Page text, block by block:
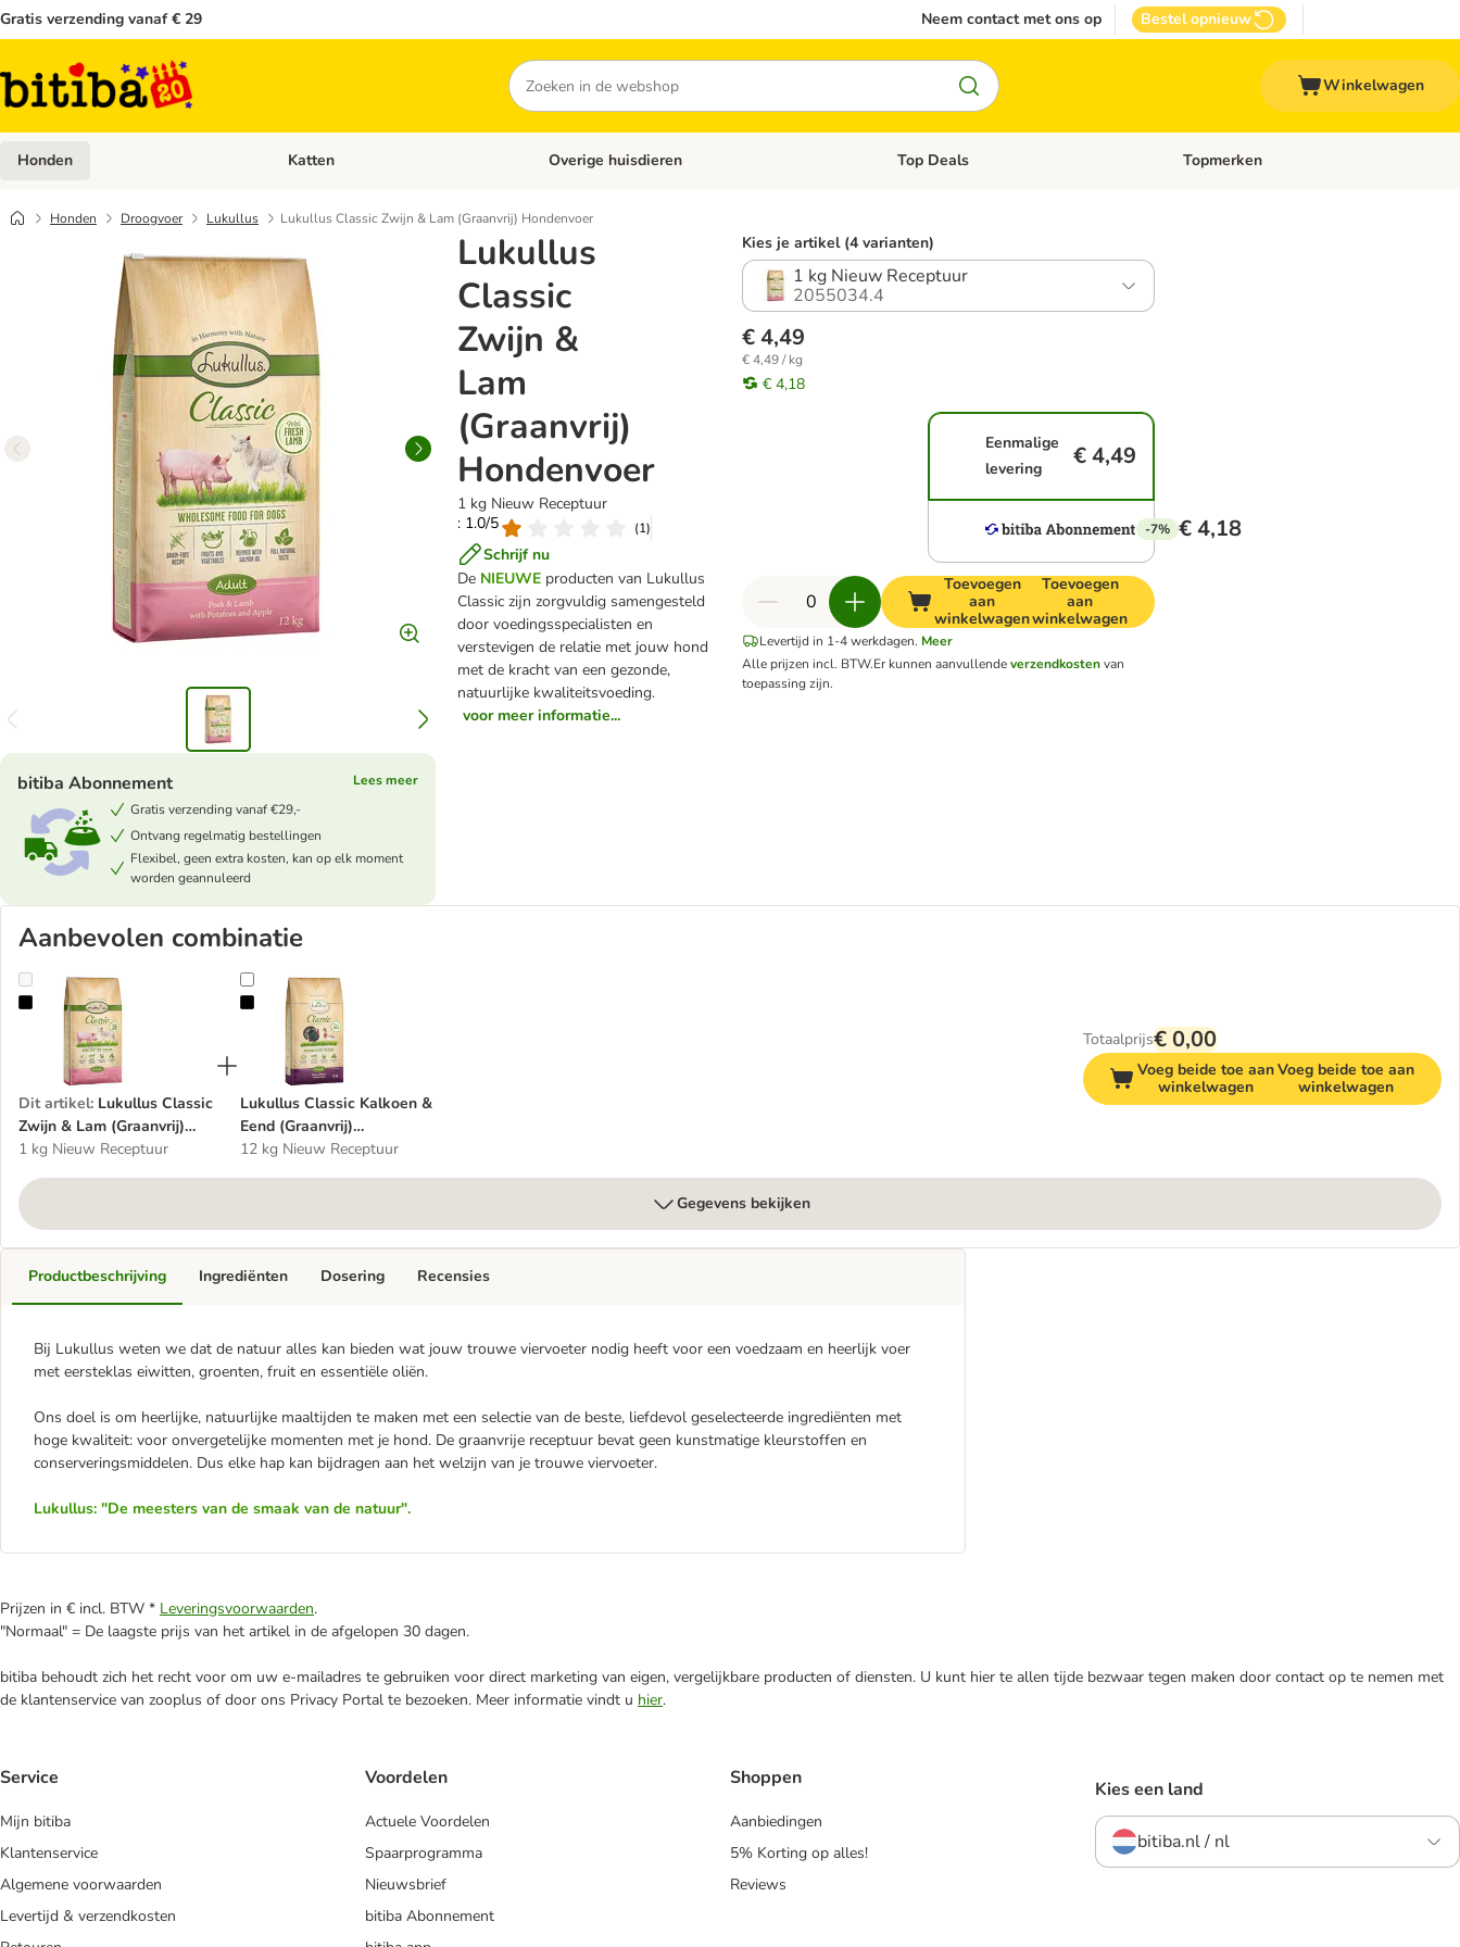
Gratis verzending vanaf € 29 Neem contact met ons op Bestel opnieuw
Zoeken
Winkelwagen
Honden Open categoriemenu: Honden
Katten Open categoriemenu: Katten
Overige huisdieren Open categoriemenu: Overige huisdieren
Top Deals Open categoriemenu: Top Deals
Topmerken
Honden Droogvoer Lukullus Lukullus Classic Zwijn & Lam (Graanvrij) Hondenvoer
Lukullus
Classic
Zwijn &
Lam
(Graanvrij)
Hondenvoer
1 kg Nieuw Receptuur
: 1.0/5
(1)
Schrijf nu
De NIEUWE producten van Lukullus
Classic zijn zorgvuldig samengesteld
door voedingsspecialisten en
verstevigen de relatie met jouw hond
met de kracht van een gezonde,
natuurlijke kwaliteitsvoeding.
voor meer informatie...
bitiba Abonnement
Lees meer
Gratis verzending vanaf €29,-
Ontvang regelmatig bestellingen
Flexibel, geen extra kosten, kan op elk moment
worden geannuleerd
Kies je artikel (4 varianten)
1 kg Nieuw Receptuur
2055034.4
€ 4,49
€ 4,49 / kg
€ 4,18
Eenmalige
levering
€ 4,49
-7% € 4,18
Toevoegen
aan
winkelwagen
Toevoegen
aan
winkelwagen
Levertijd in 1-4 werkdagen. Meer
Alle prijzen incl. BTW.Er kunnen aanvullendeverzendkostenvan
toepassing zijn.
Aanbevolen combinatie
Lukullus Classic Zwijn & Lam (Graanvrij) Hondenvoer
Dit artikel: Lukullus Classic
Zwijn & Lam (Graanvrij)
Hondenvoer
1 kg Nieuw Receptuur
Lukullus Classic Kalkoen & Eend (Graanvrij) Hondenvoer
Lukullus Classic Kalkoen &
Eend (Graanvrij)
Hondenvoer
12 kg Nieuw Receptuur
Totaalprijs€ 0,00
Voeg beide toe aan
winkelwagen
Voeg beide toe aan
winkelwagen
Gegevens bekijken
Productbeschrijving
Bij Lukullus weten we dat de natuur alles kan bieden wat jouw trouwe viervoeter nodig heeft voor een voedzaam en heerlijk voer
met eersteklas eiwitten, groenten, fruit en essentiële oliën.
Ons doel is om heerlijke, natuurlijke maaltijden te maken met een selectie van de beste, liefdevol geselecteerde ingrediënten met
hoge kwaliteit: voor onvergetelijke momenten met je hond. De graanvrije receptuur bevat geen kunstmatige kleurstoffen en
conserveringsmiddelen. Dus elke hap kan bijdragen aan het welzijn van je trouwe viervoeter.
Lukullus: "De meesters van de smaak van de natuur".
Ingrediënten Dosering Recensies
Prijzen in € incl. BTW * Leveringsvoorwaarden.
"Normaal" = De laagste prijs van het artikel in de afgelopen 30 dagen.
bitiba behoudt zich het recht voor om uw e-mailadres te gebruiken voor direct marketing van eigen, vergelijkbare producten of diensten. U kunt hier te allen tijde bezwaar tegen maken door contact op te nemen met
de klantenservice van zooplus of door ons Privacy Portal te bezoeken. Meer informatie vindt u hier.
Service
Mijn bitiba
Klantenservice
Algemene voorwaarden
Levertijd & verzendkosten
Voordelen
Actuele Voordelen
Spaarprogramma
Nieuwsbrief
bitiba Abonnement
Shoppen
Aanbiedingen
5% Korting op alles!
Reviews
Kies een land
bitiba.nl / nl